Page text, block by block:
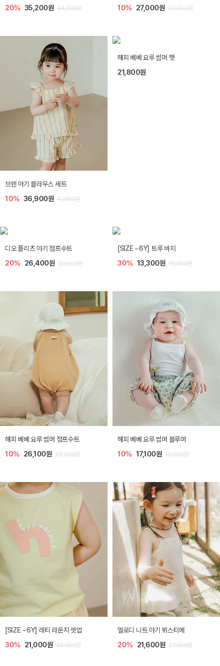
20% 35,200원 44,000원 10% 27,000원 30,000원
브렌 아기 블라우스 세트
10% 36,900원 41,000원
해피 베베 요루 썸머 햇
21,800원
디오 플리츠 아기 점프수트
20% 26,400원 33,000원
[SIZE ~6Y] 트루 바지
30% 13,300원 19,000원
해피 베베 요루 썸머 점프수트
10% 26,100원 29,000원
해피 베베 요루 썸머 블루머
10% 17,100원 19,000원
[SIZE ~6Y] 레티 라운지 셋업
30% 21,000원 30,000원
엘로디 니트 아기 뷔스티에
20% 21,600원 27,000원